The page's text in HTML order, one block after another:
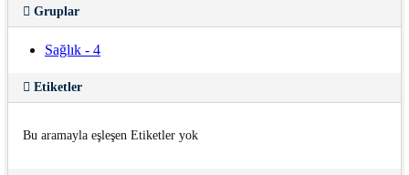
Gruplar
Sağlık - 4
Etiketler
Bu aramayla eşleşen Etiketler yok